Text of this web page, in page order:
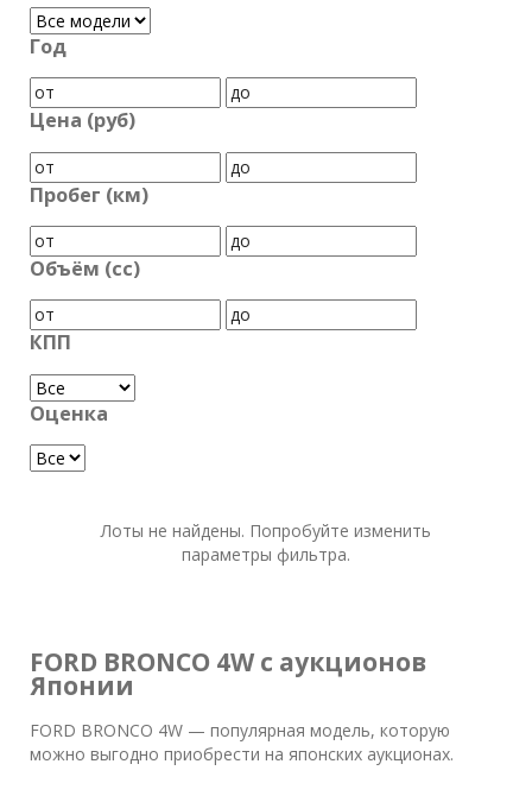
Год
Цена (руб)
Пробег (км)
Объём (cc)
КПП
Оценка
Лоты не найдены. Попробуйте изменить
параметры фильтра.
FORD BRONCO 4W с аукционов
Японии
FORD BRONCO 4W — популярная модель, которую
можно выгодно приобрести на японских аукционах.